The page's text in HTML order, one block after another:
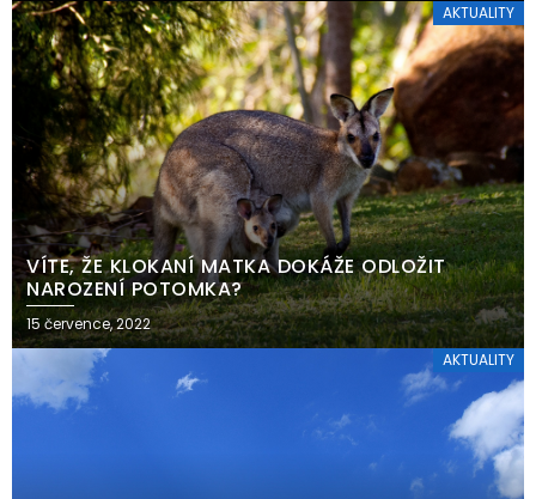
AKTUALITY
VÍTE, ŽE KLOKANÍ MATKA DOKÁŽE ODLOŽIT
NAROZENÍ POTOMKA?
15 července, 2022
AKTUALITY